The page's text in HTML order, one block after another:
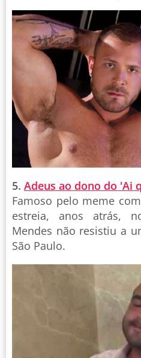
5. Adeus ao dono do 'Ai
Famoso pelo meme
estreia, anos atrás,
Mendes não resistiu a
São Paulo.